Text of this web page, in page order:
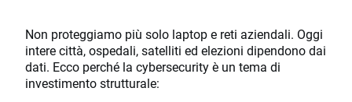
Non proteggiamo più solo laptop e reti aziendali. Oggi
intere città, ospedali, satelliti ed elezioni dipendono dai
dati. Ecco perché la cybersecurity è un tema di
investimento strutturale: